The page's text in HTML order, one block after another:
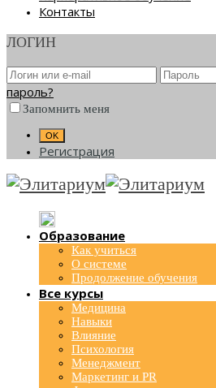
Контакты
ЛОГИН
пароль?
Запомнить меня
Регистрация
Образование
Как учиться
О системе
Продолжение обучения
Все курсы
Медицина
Навыки
Влияние
Психология
Менеджмент
Маркетинг и PR